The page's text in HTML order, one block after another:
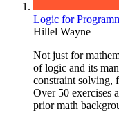
Logic for
Hillel Wayne
Not just for
of logic and its
constraint solving,
Over 50 exercises
prior math